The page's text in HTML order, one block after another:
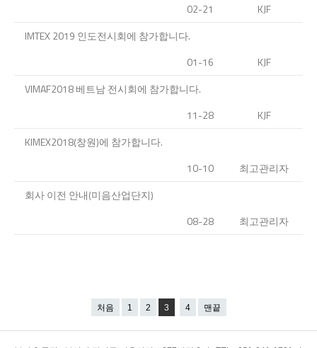
KJF
02-21
IMTEX 2019 인도전시회에 참가합니다.
KJF
01-16
VIMAF2018 베트남 전시회에 참가합니다.
KJF
11-28
KIMEX2018(창원)에 참가합니다.
최고관리자
10-10
회사 이전 안내(미음산업단지)
최고관리자
08-28
처음 1 2 3 4 맨끝